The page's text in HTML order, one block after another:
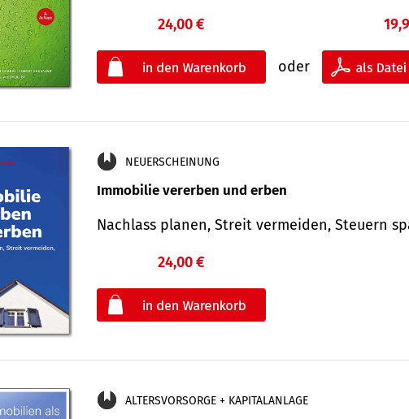
24,00 €
oder
NEUERSCHEINUNG
Immobilie vererben und erben
Nachlass planen, Streit vermeiden, Steuern
24,00 €
ALTERSVORSORGE + KAPITALANLAGE